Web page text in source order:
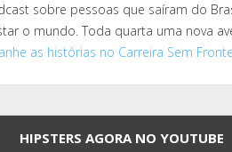
sobre pessoas que saíram do
o mundo. Toda quarta uma nova
as histórias no Carreira Sem
HIPSTERS AGORA NO YOUTUBE